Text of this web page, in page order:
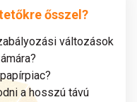
ősszel?
változások
a hosszú távú